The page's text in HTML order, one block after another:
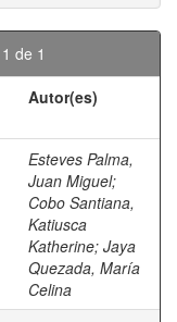
de 1
Autor(es)
Esteves Palma,
Juan Miguel;
Cobo Santiana,
Katiusca
Katherine; Jaya
Quezada, María
Celina